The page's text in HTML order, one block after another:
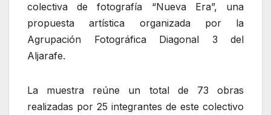
colectiva de fotografía “Nueva Era”, una
propuesta artística organizada por la
Agrupación Fotográfica Diagonal 3 del
Aljarafe.
La muestra reúne un total de 73 obras
realizadas por 25 integrantes de este colectivo